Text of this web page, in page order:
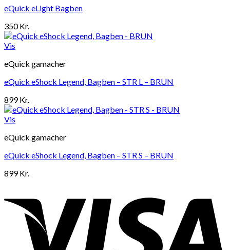
eQuick eLight Bagben
350Kr.
Vis
eQuick gamacher
eQuick eShock Legend, Bagben – STR L – BRUN
899Kr.
Vis
eQuick gamacher
eQuick eShock Legend, Bagben – STR S – BRUN
899Kr.